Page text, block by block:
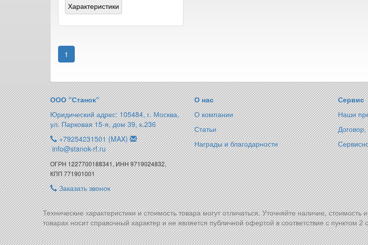
Характеристики
1
ООО “Станок“
Юридический адрес: 105484, г. Москва,
ул. Парковая 15-я, дом 39, к.236
+79254231501 (MAX)
info@stanok-rf.ru
ОГРН 1227700188341, ИНН 9719024832,
КПП 771901001
Заказать звонок
О нас
О компании
Статьи
Награды и благодарности
Сервис
Наши
Договор,
Технические характеристики и стоимость товара могут отличаться. Уточняйте наличие,
товарах носит справочный характер и не является публичной офертой в соответствие с пунктом